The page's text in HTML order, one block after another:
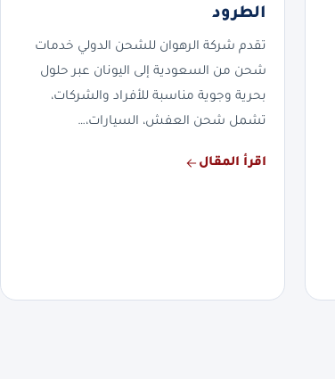
الطرود
تقدم شركة الرهوان للشحن الدولي خدمات
شحن من السعودية إلى اليونان عبر حلول
بحرية وجوية مناسبة للأفراد والشركات،
تشمل شحن العفش، السيارات،…
اقرأ المقال